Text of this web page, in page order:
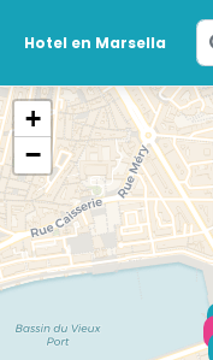
Hotel en Marsella
+
−